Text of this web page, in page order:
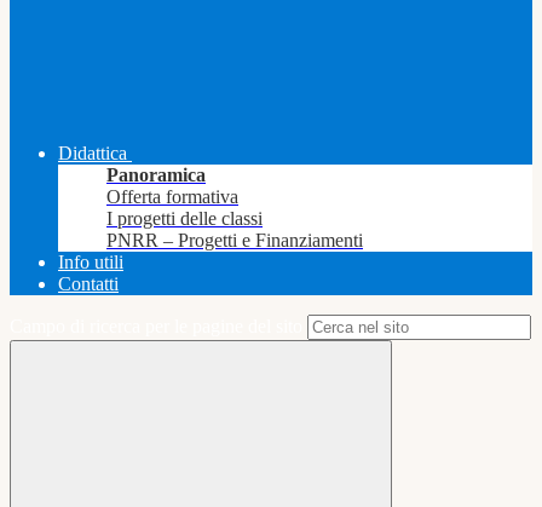
Didattica
Panoramica
Offerta formativa
I progetti delle classi
PNRR – Progetti e Finanziamenti
Info utili
Contatti